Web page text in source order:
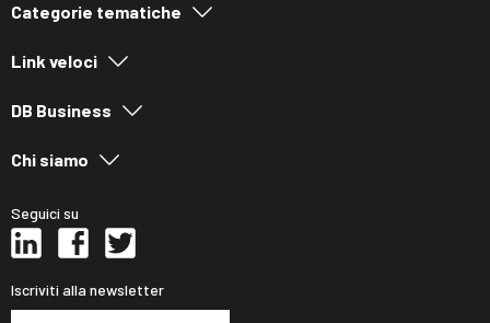
Categorie tematiche
Link veloci
DB Business
Chi siamo
Seguici su
Iscriviti alla newsletter